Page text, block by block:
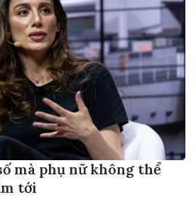
mà phụ nữ không thể
tới